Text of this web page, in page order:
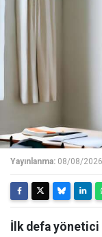
Yayınlanma: 08/08/
İlk defa yönetici